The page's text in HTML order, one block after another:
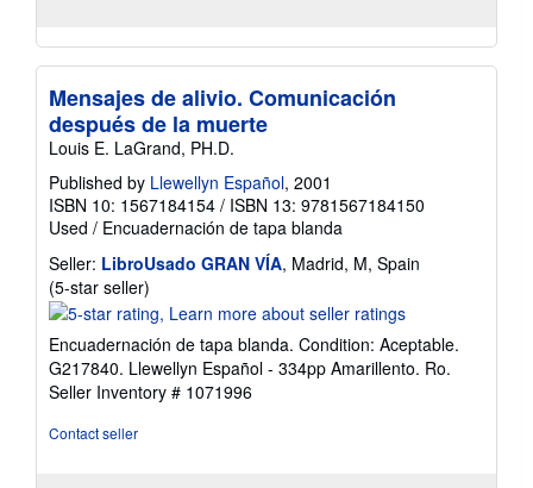
Mensajes de alivio. Comunicación
después de la muerte
Louis E. LaGrand, PH.D.
Published by Llewellyn Español, 2001
ISBN 10: 1567184154 / ISBN 13: 9781567184150
Used / Encuadernación de tapa blanda
Seller: LibroUsado GRAN VÍA, Madrid, M, Spain
(5-star seller)
rating
5
out
of
5
Encuadernación de tapa blanda. Condition: Aceptable.
G217840. Llewellyn Español - 334pp Amarillento. Ro.
Seller Inventory # 1071996
Contact seller